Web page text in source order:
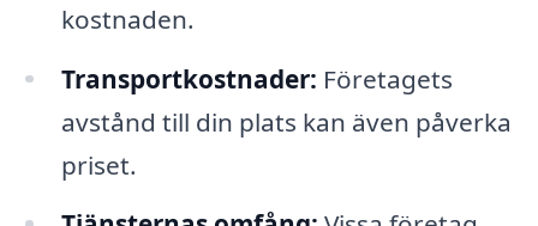
kostnaden.
Transportkostnader: Företagets
avstånd till din plats kan även påverka
priset.